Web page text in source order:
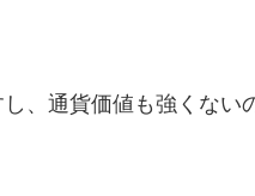
、通貨価値も強くない